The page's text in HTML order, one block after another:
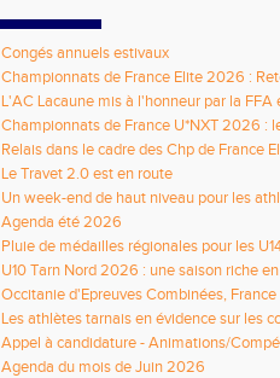
Congés annuels estivaux
Championnats de France Elite 2026 :
L'AC Lacaune mis à l'honneur par la
Championnats de France U*NXT 2026 :
titres nationaux !
Relais dans le cadre des Chp de France
Le Travet 2.0 est en route
Un week-end de haut niveau pour les
nationale
Agenda été 2026
Pluie de médailles régionales pour les
U10 Tarn Nord 2026 : une saison riche
émotions
Occitanie d'Epreuves Combinées,
National de Castres
Les athlètes tarnais en évidence sur les
Appel à candidature - Animations/
2026 / 2027
Agenda du mois de Juin 2026